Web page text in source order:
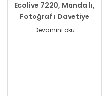
Ecolive 7220, Mandallı,
Fotoğraflı Davetiye
Devamını oku